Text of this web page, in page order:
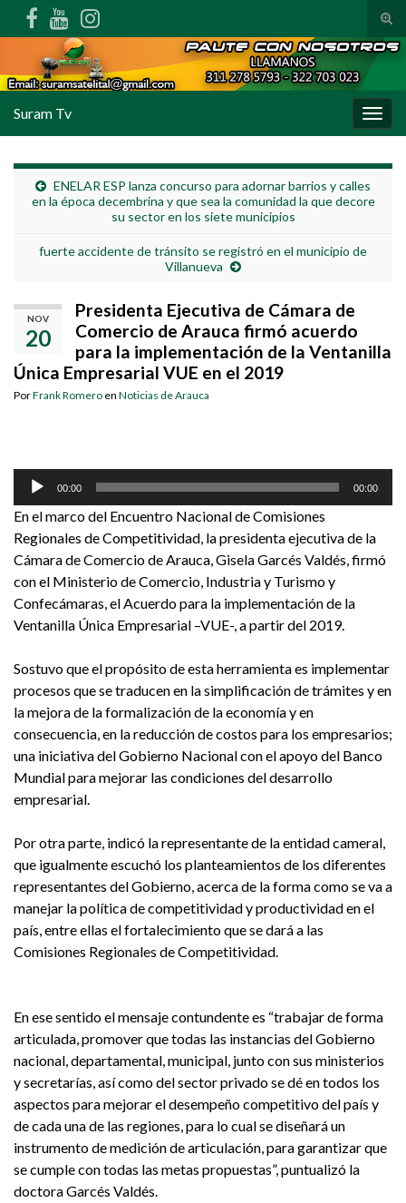
Suram Tv
ENELAR ESP lanza concurso para adornar barrios y calles
en la época decembrina y que sea la comunidad la que decore
su sector en los siete municipios
fuerte accidente de tránsito se registró en el municipio de
Villanueva
NOV
20
Presidenta Ejecutiva de Cámara de
Comercio de Arauca firmó acuerdo
para la implementación de la Ventanilla
Única Empresarial VUE en el 2019
PorFrank Romero en Noticias de Arauca
Reproductor
audio
00:00 00:00
En el marco del Encuentro Nacional de Comisiones
Regionales de Competitividad, la presidenta ejecutiva de la
Cámara de Comercio de Arauca, Gisela Garcés Valdés, firmó
con el Ministerio de Comercio, Industria y Turismo y
Confecámaras, el Acuerdo para la implementación de la
Ventanilla Única Empresarial –VUE-, a partir del 2019.
Sostuvo que el propósito de esta herramienta es implementar
procesos que se traducen en la simplificación de trámites y en
la mejora de la formalización de la economía y en
consecuencia, en la reducción de costos para los empresarios;
una iniciativa del Gobierno Nacional con el apoyo del Banco
Mundial para mejorar las condiciones del desarrollo
empresarial.
Por otra parte, indicó la representante de la entidad cameral,
que igualmente escuchó los planteamientos de los diferentes
representantes del Gobierno, acerca de la forma como se va a
manejar la política de competitividad y productividad en el
país, entre ellas el fortalecimiento que se dará a las
Comisiones Regionales de Competitividad.
En ese sentido el mensaje contundente es “trabajar de forma
articulada, promover que todas las instancias del Gobierno
nacional, departamental, municipal, junto con sus ministerios
y secretarías, así como del sector privado se dé en todos los
aspectos para mejorar el desempeño competitivo del país y
de cada una de las regiones, para lo cual se diseñará un
instrumento de medición de articulación, para garantizar que
se cumple con todas las metas propuestas”, puntualizó la
doctora Garcés Valdés.